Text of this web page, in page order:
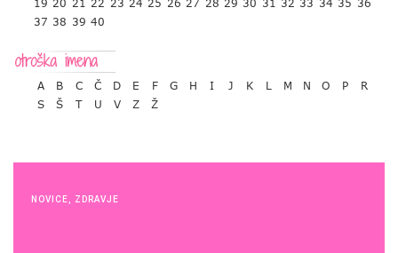
19 20 21 22 23 24 25 26 27 28 29 30 31 32 33 34 35 36
37 38 39 40
A B C Č D E F G H I J K L M N O P
R
S
Š T U V Z Ž
NOVICE ZDRAVJE